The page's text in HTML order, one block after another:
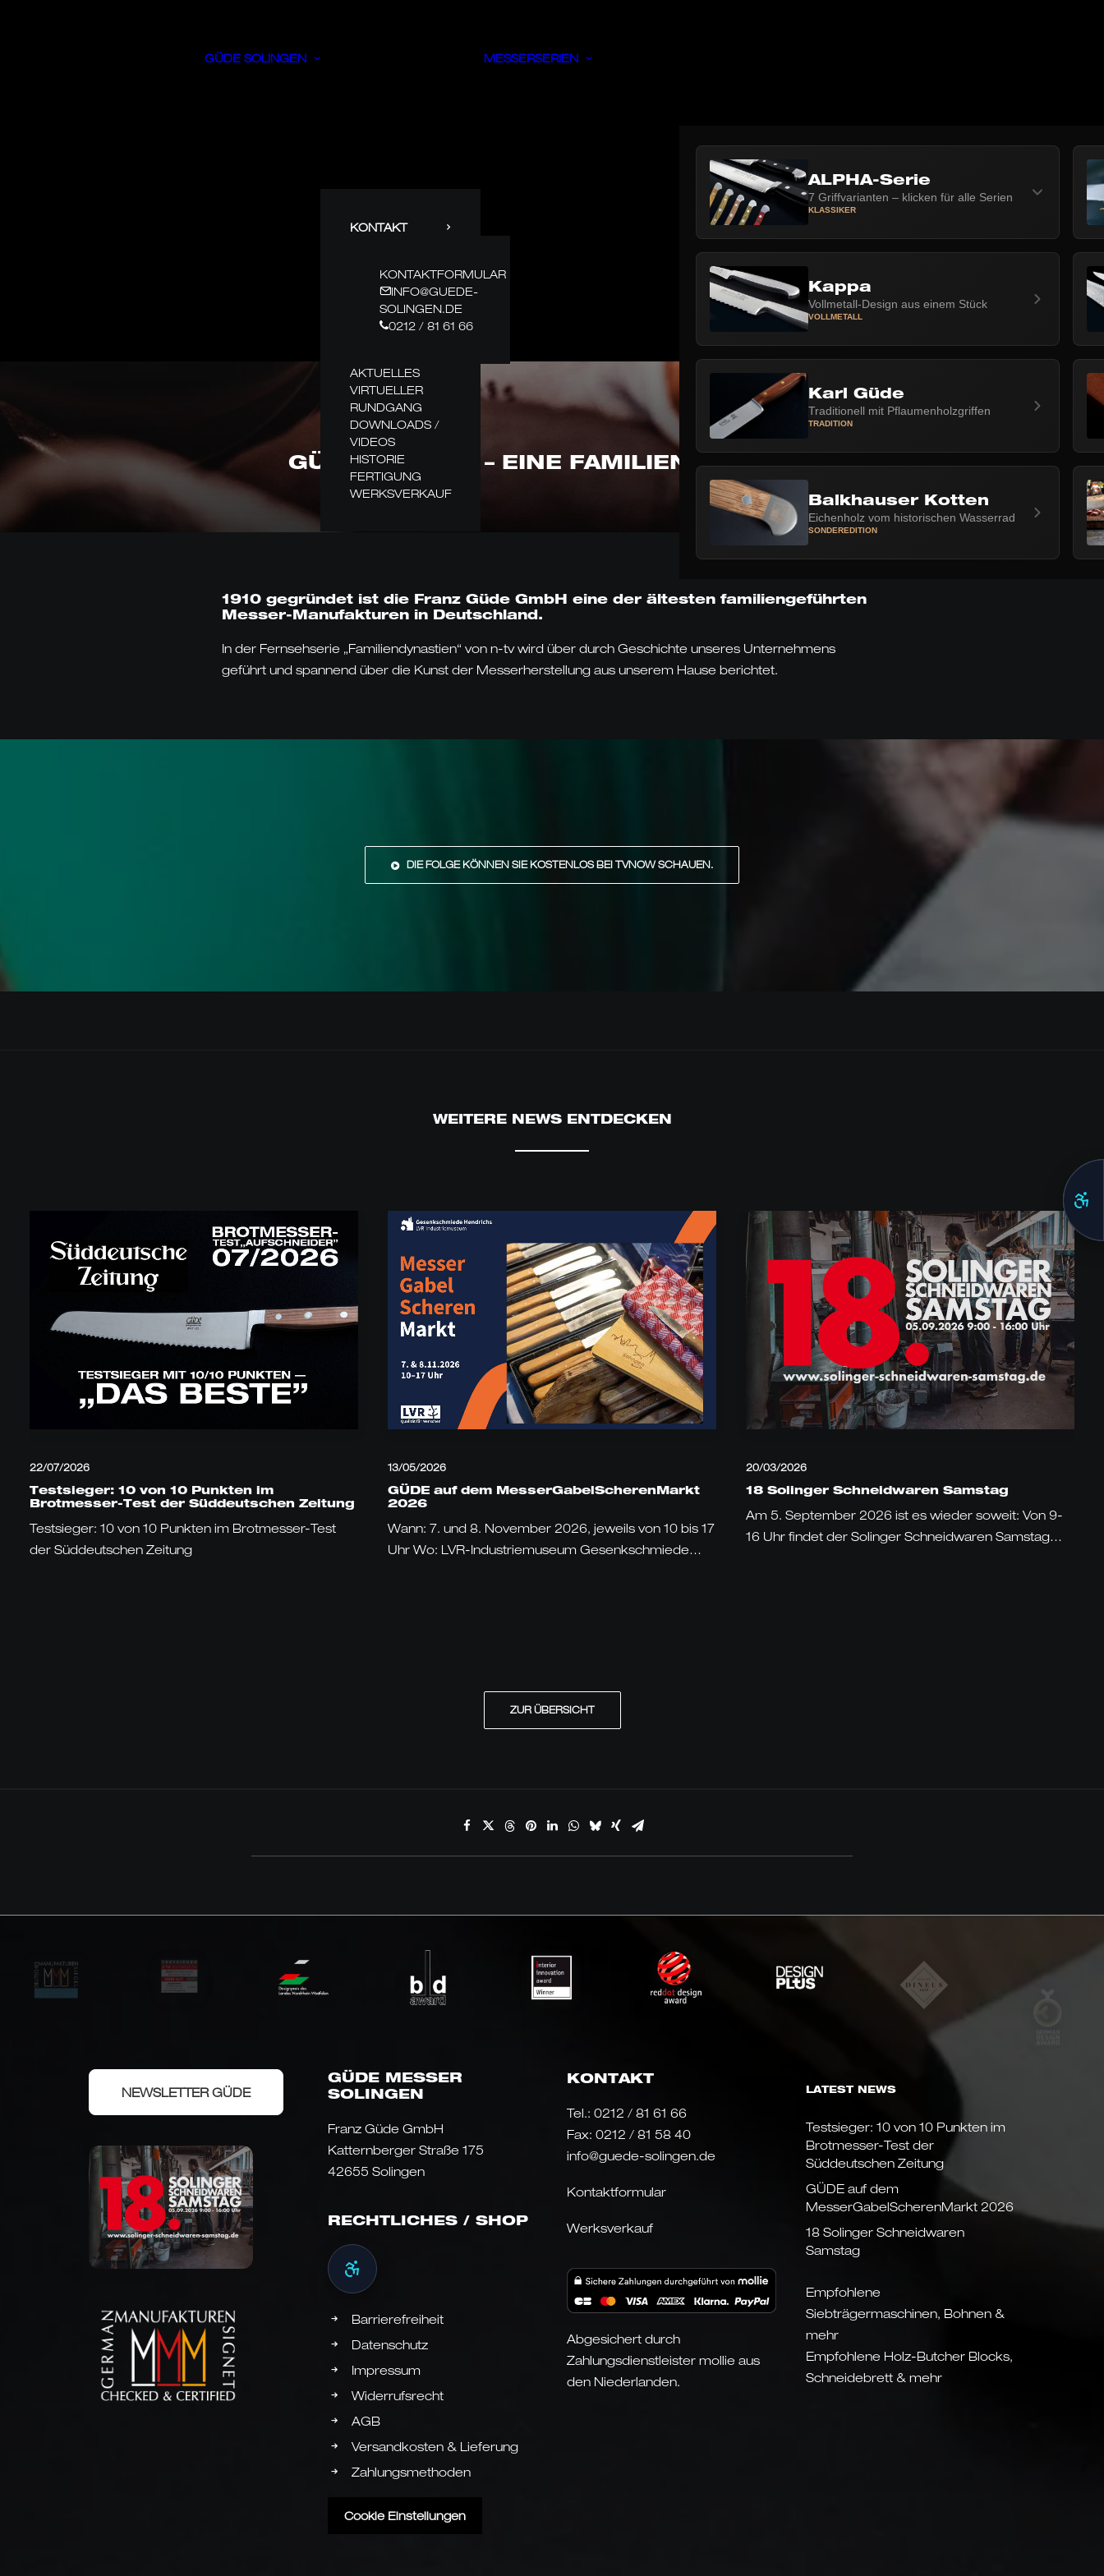
GÜDE SOLINGEN
KONTAKT
KONTAKTFORMULAR
INFO@GUEDE-
SOLINGEN.DE
0212 / 81 61 66
AKTUELLES
VIRTUELLER
RUNDGANG
DOWNLOADS /
VIDEOS
HISTORIE
FERTIGUNG
WERKSVERKAUF
MESSERSERIEN
ALPHA-Serie
7 Griffvarianten – klicken für alle Serien
KLASSIKER
Kappa
Vollmetall-Design aus einem Stück
VOLLMETALL
Karl Güde
Traditionell mit Pflaumenholzgriffen
TRADITION
Balkhauser Kotten
Eichenholz vom historischen Wasserrad
SONDEREDITION
GÜDE MESSER – EINE FAMILIENDYNASTIE
1910 gegründet ist die Franz Güde GmbH eine der ältesten familiengeführten
Messer-Manufakturen in Deutschland.
In der Fernsehserie „Familiendynastien“ von n-tv wird über durch Geschichte unseres Unternehmens
geführt und spannend über die Kunst der Messerherstellung aus unserem Hause berichtet.
DIE FOLGE KÖNNEN SIE KOSTENLOS BEI TVNOW SCHAUEN.
WEITERE NEWS ENTDECKEN
22/07/2026
Testsieger: 10 von 10 Punkten im
Brotmesser-Test der Süddeutschen Zeitung
Testsieger: 10 von 10 Punkten im Brotmesser-Test
der Süddeutschen Zeitung
13/05/2026
GÜDE auf dem MesserGabelScherenMarkt
2026
Wann: 7. und 8. November 2026, jeweils von 10 bis 17
Uhr Wo: LVR-Industriemuseum Gesenkschmiede…
20/03/2026
18 Solinger Schneidwaren Samstag
Am 5. September 2026 ist es wieder soweit: Von 9-
16 Uhr findet der Solinger Schneidwaren Samstag…
ZUR ÜBERSICHT
NEWSLETTER GÜDE
GÜDE MESSER
SOLINGEN
Franz Güde GmbH
Katternberger Straße 175
42655 Solingen
RECHTLICHES / SHOP
Barrierefreiheit
Datenschutz
Impressum
Widerrufsrecht
AGB
Versandkosten & Lieferung
Zahlungsmethoden
Cookie Einstellungen
KONTAKT
Tel.: 0212 / 81 61 66
Fax: 0212 / 81 58 40
info@guede-solingen.de
Kontaktformular
Werksverkauf
Abgesichert durch
Zahlungsdienstleister mollie aus
den Niederlanden.
LATEST NEWS
Testsieger: 10 von 10 Punkten im
Brotmesser-Test der
Süddeutschen Zeitung
GÜDE auf dem
MesserGabelScherenMarkt 2026
18 Solinger Schneidwaren
Samstag
Empfohlene
Siebträgermaschinen, Bohnen &
mehr
Empfohlene Holz-Butcher Blocks,
Schneidebrett & mehr